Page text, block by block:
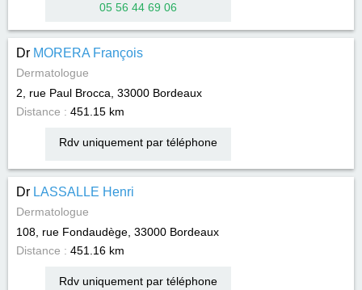
05 56 44 69 06
Dr MORERA François
Dermatologue
2, rue Paul Brocca, 33000 Bordeaux
Distance : 451.15 km
Rdv uniquement par téléphone
Dr LASSALLE Henri
Dermatologue
108, rue Fondaudège, 33000 Bordeaux
Distance : 451.16 km
Rdv uniquement par téléphone